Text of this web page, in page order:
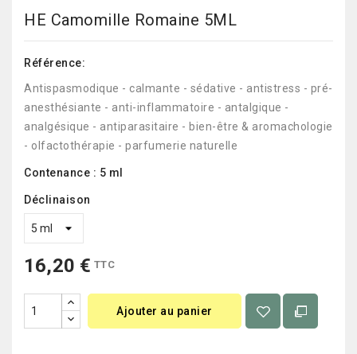
HE Camomille Romaine 5ML
Référence:
Antispasmodique - calmante - sédative - antistress - pré-
anesthésiante - anti-inflammatoire - antalgique -
analgésique - antiparasitaire - bien-être & aromachologie
- olfactothérapie - parfumerie naturelle
Contenance : 5 ml
Déclinaison
16,20 € TTC
Ajouter au panier